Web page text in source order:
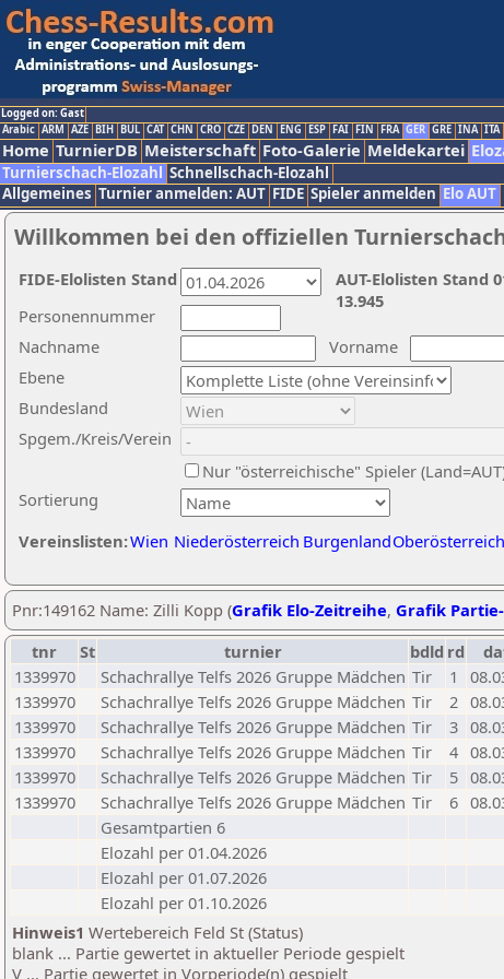
Logged on: Gast
Arabic ARM AZE BIH BUL CAT CHN CRO CZE DEN ENG ESP FAI FIN FRA GER GRE INA ITA
Home TurnierDB Meisterschaft Foto-Galerie Meldekartei
Turnierschach-Elozahl Schnellschach-Elozahl
Allgemeines Turnier anmelden: AUT FIDE Spieler anmelden Elo AUT
Willkommen bei den offiziellen
Nachname
Vorname
Ebene
Sortierung
Personennummer
Bundesland
Spgem./Kreis/Verein
Nur "österreichische" Spieler
Vereinslisten:Wien Niederösterreich BurgenlandOberösterreich
AUT-Elolisten Stand
13.945
FIDE-Elolisten Stand
Pnr:149162 Name: Zilli Kopp (Grafik Elo-Zeitreihe, Grafik
tnr
St turnier bdld rd
1339970
Schachrallye Telfs 2026 Gruppe Mädchen Tir 1
1339970
Schachrallye Telfs 2026 Gruppe Mädchen Tir 2
1339970
Schachrallye Telfs 2026 Gruppe Mädchen Tir 3
1339970
Schachrallye Telfs 2026 Gruppe Mädchen Tir 4
1339970
Schachrallye Telfs 2026 Gruppe Mädchen Tir 5
1339970
Schachrallye Telfs 2026 Gruppe Mädchen Tir 6
Gesamtpartien 6
Elozahl per 01.04.2026
Elozahl per 01.07.2026
Elozahl per 01.10.2026
Hinweis1 Wertebereich Feld St (Status)
blank ... Partie gewertet in aktueller Periode gespielt
V ... Partie gewertet in Vorperiode(n) gespielt